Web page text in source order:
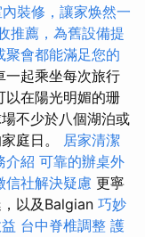
裝修，讓家焕然一
推薦，為舊設備提
聚會都能滿足您的
一起乘坐每次旅行
以在陽光明媚的珊
不少於八個湖泊或
庭日。 居家清潔
介紹 可靠的辦桌外
信社解決疑慮 更寧
以及Balgian 巧妙
台中脊椎調整 護